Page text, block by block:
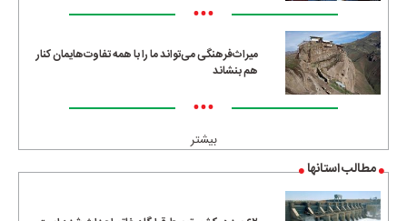
•••
میراث‌فرهنگی می‌تواند ما را با همه تفاوت‌هایمان کنار
هم بنشاند
•••
بیشتر
مطالب استانها